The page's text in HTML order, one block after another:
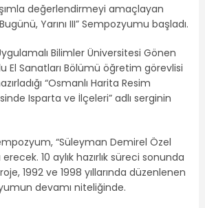
değerlendirmeyi amaçlayan
Yarını III” Sempozyumu başladı.
Bilimler Üniversitesi Gönen
El Sanatları Bölümü öğretim görevlisi
“Osmanlı Harita Resim
Isparta ve İlçeleri” adlı serginin
“Süleyman Demirel Özel
10 aylık hazırlık süreci sonunda
1992 ve 1998 yıllarında düzenlenen
devamı niteliğinde.